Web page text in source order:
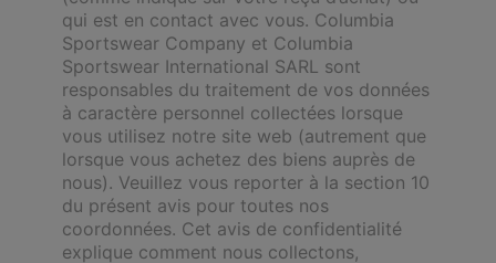
qui est en contact avec vous. Columbia
Sportswear Company et Columbia
Sportswear International SARL sont
responsables du traitement de vos données
à caractère personnel collectées lorsque
vous utilisez notre site web (autrement que
lorsque vous achetez des biens auprès de
nous). Veuillez vous reporter à la section 10
du présent avis pour toutes nos
coordonnées. Cet avis de confidentialité
explique comment nous collectons,